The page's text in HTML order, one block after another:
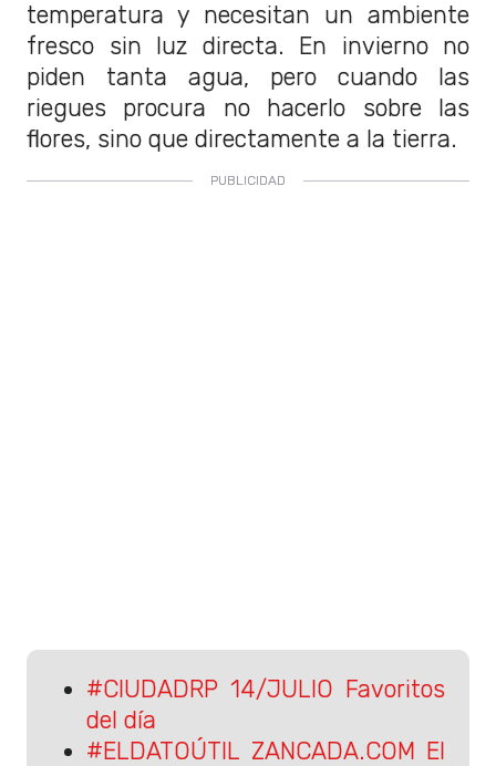
temperatura y necesitan un ambiente
fresco sin luz directa. En invierno no
piden tanta agua, pero cuando las
riegues procura no hacerlo sobre las
flores, sino que directamente a la tierra.
#CIUDADRP 14/JULIO Favoritos
del día
#ELDATOÚTIL ZANCADA.COM El